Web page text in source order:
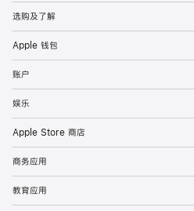
选购及了解
Apple 钱包
账户
娱乐
Apple Store 商店
商务应用
教育应用